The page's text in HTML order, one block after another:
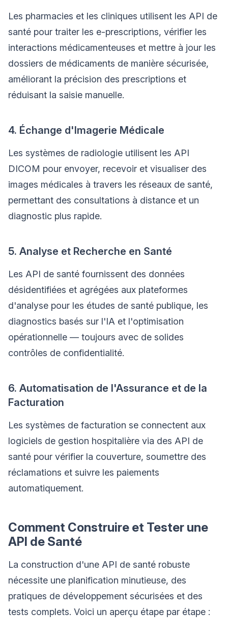
Les pharmacies et les cliniques utilisent les API de
santé pour traiter les e-prescriptions, vérifier les
interactions médicamenteuses et mettre à jour les
dossiers de médicaments de manière sécurisée,
améliorant la précision des prescriptions et
réduisant la saisie manuelle.
4. Échange d'Imagerie Médicale
Les systèmes de radiologie utilisent les API
DICOM pour envoyer, recevoir et visualiser des
images médicales à travers les réseaux de santé,
permettant des consultations à distance et un
diagnostic plus rapide.
5. Analyse et Recherche en Santé
Les API de santé fournissent des données
désidentifiées et agrégées aux plateformes
d'analyse pour les études de santé publique, les
diagnostics basés sur l'IA et l'optimisation
opérationnelle — toujours avec de solides
contrôles de confidentialité.
6. Automatisation de l'Assurance et de la
Facturation
Les systèmes de facturation se connectent aux
logiciels de gestion hospitalière via des API de
santé pour vérifier la couverture, soumettre des
réclamations et suivre les paiements
automatiquement.
Comment Construire et Tester une
API de Santé
La construction d'une API de santé robuste
nécessite une planification minutieuse, des
pratiques de développement sécurisées et des
tests complets. Voici un aperçu étape par étape :